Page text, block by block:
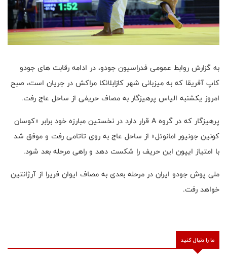
به گزارش روابط عمومی فدراسیون جودو، در ادامه رقابت های جودو
کاپ آفریقا که به میزبانی شهر کازابلانکا مراکش در جریان است، صبح
امروز یکشنبه الیاس پرهیزگار به مصاف حریفی از ساحل عاج رفت.
پرهیزگار که در گروه A قرار دارد در نخستین مبارزه خود برابر «کوسان
کونین جونیور امانوئل» از ساحل عاج به روی تاتامی رفت و موفق شد
با امتیاز ایپون این حریف را شکست دهد و راهی مرحله بعد شود.
ملی پوش جودو ایران در مرحله بعدی به مصاف ایوان فریرا از آرژانتین
خواهد رفت.
ما را دنبال کنید